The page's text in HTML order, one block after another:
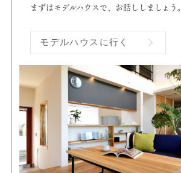
まずはモデルハウスで、お話ししましょう。
モデルハウスに行く